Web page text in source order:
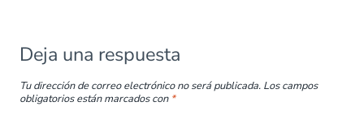
Deja una respuesta
Tu dirección de correo electrónico no será publicada. Los campos
obligatorios están marcados con *